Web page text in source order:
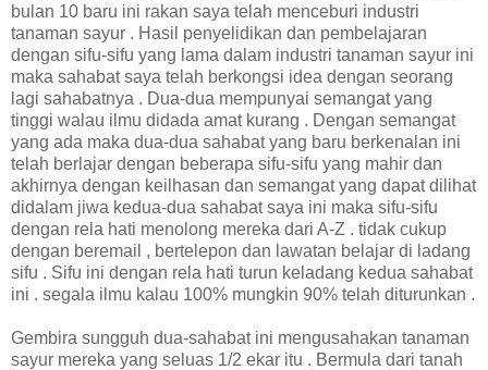
bulan 10 baru ini rakan saya telah menceburi industri
tanaman sayur . Hasil penyelidikan dan pembelajaran
dengan sifu-sifu yang lama dalam industri tanaman sayur ini
maka sahabat saya telah berkongsi idea dengan seorang
lagi sahabatnya . Dua-dua mempunyai semangat yang
tinggi walau ilmu didada amat kurang . Dengan semangat
yang ada maka dua-dua sahabat yang baru berkenalan ini
telah berlajar dengan beberapa sifu-sifu yang mahir dan
akhirnya dengan keilhasan dan semangat yang dapat dilihat
didalam jiwa kedua-dua sahabat saya ini maka sifu-sifu
dengan rela hati menolong mereka dari A-Z . tidak cukup
dengan beremail , bertelepon dan lawatan belajar di ladang
sifu . Sifu ini dengan rela hati turun keladang kedua sahabat
ini . segala ilmu kalau 100% mungkin 90% telah diturunkan .
Gembira sungguh dua-sahabat ini mengusahakan tanaman
sayur mereka yang seluas 1/2 ekar itu . Bermula dari tanah